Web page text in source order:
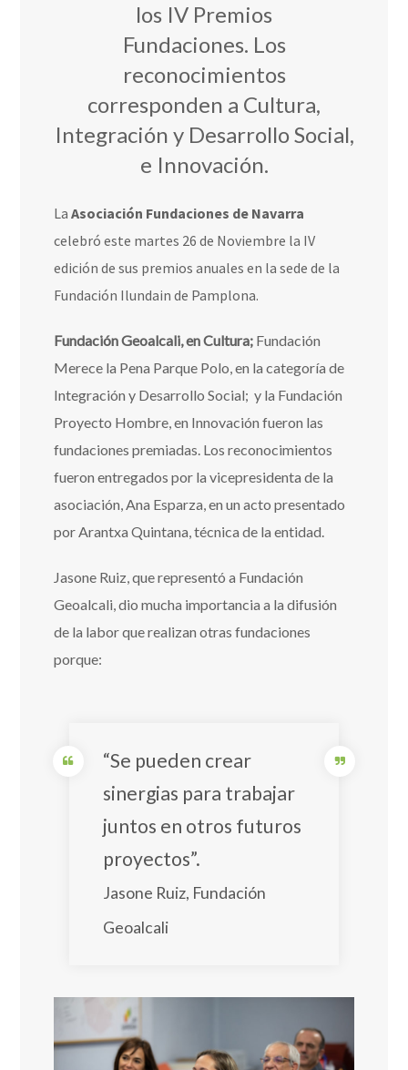
los IV Premios
Fundaciones. Los
reconocimientos
corresponden a Cultura,
Integración y Desarrollo Social,
e Innovación.
LaAsociación Fundaciones de Navarra
celebró este martes 26 de Noviembre la IV
edición de sus premios anuales en la sede de la
Fundación Ilundain de Pamplona.
Fundación Geoalcali, en Cultura; Fundación
Merece la Pena Parque Polo, en la categoría de
Integración y Desarrollo Social; y la Fundación
Proyecto Hombre, en Innovación fueron las
fundaciones premiadas. Los reconocimientos
fueron entregados por la vicepresidenta de la
asociación, Ana Esparza, en un acto presentado
por Arantxa Quintana, técnica de la entidad.
Jasone Ruiz, que representó a Fundación
Geoalcali, dio mucha importancia a la difusión
de la labor que realizan otras fundaciones
porque:
“Se pueden crear
sinergias para trabajar
juntos en otros futuros
proyectos”.
Jasone Ruiz, Fundación
Geoalcali